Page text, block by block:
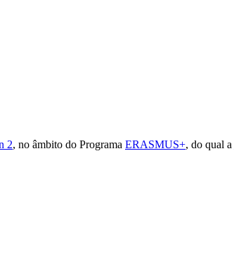
2, no âmbito do Programa ERASMUS+, do qual a